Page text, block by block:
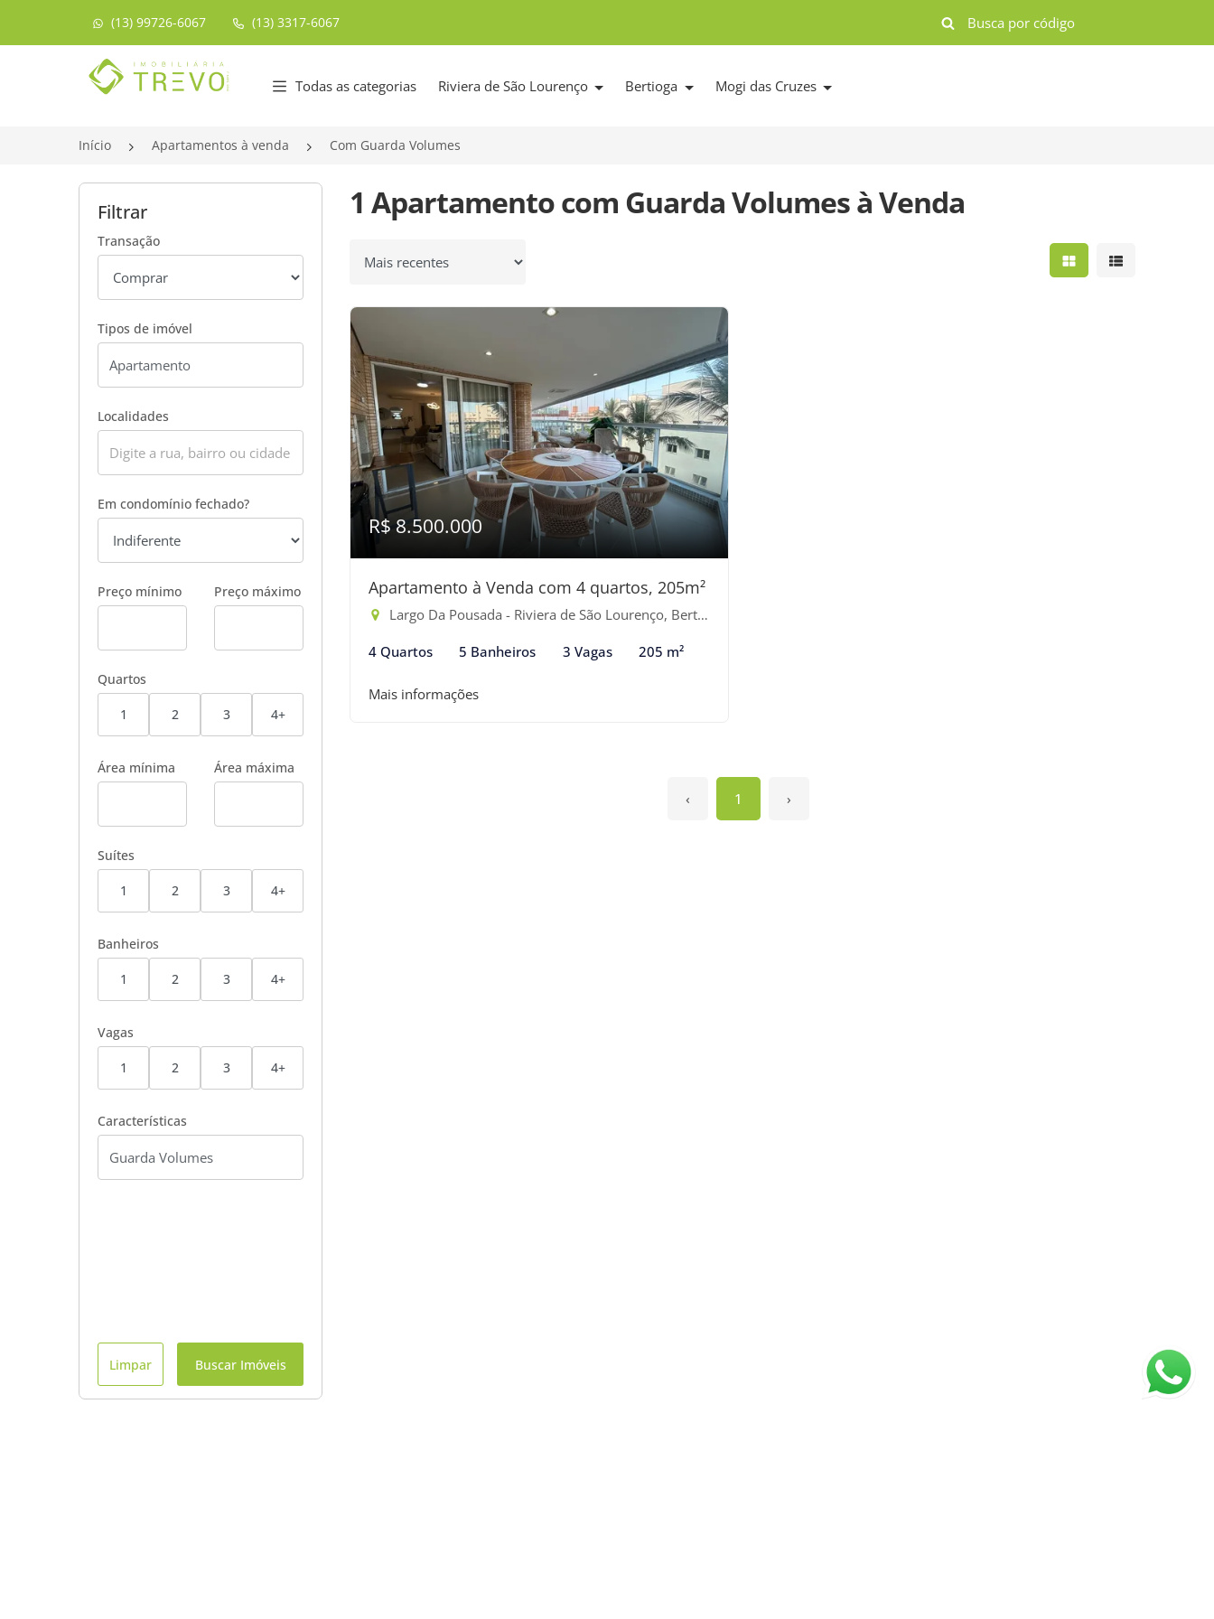
(13) 99726-6067 (13) 3317-6067
Página inicial
Todas as categorias Riviera de São Lourenço Bertioga Mogi das Cruzes
Início Apartamentos à venda Com Guarda Volumes
Filtrar
Transação
Tipos de imóvel
Localidades
Em condomínio fechado?
Preço mínimo Preço máximo
Quartos
1 2 3 4+
Área mínima Área máxima
Suítes
1 2 3 4+
Banheiros
1 2 3 4+
Vagas
1 2 3 4+
Características
Limpar Buscar Imóveis
1 Apartamento com Guarda Volumes à Venda
Ordenar por Mostrar resultados
Mostrar
R$ 8.500.000
Apartamento à Venda com 4 quartos, 205m²
Largo Da Pousada - Riviera de São Lourenço, Bertioga-SP
4 Quartos 5 Banheiros 3 Vagas 205 m²
Mais informações
‹ 1 ›